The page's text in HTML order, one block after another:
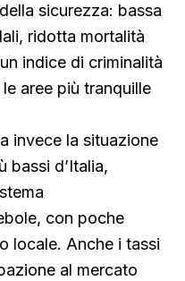
sicurezza: bassa
ridotta mortalità
indice di criminalità
aree più tranquille
invece la situazione
bassi d’Italia,
con poche
locale. Anche i tassi
al mercato